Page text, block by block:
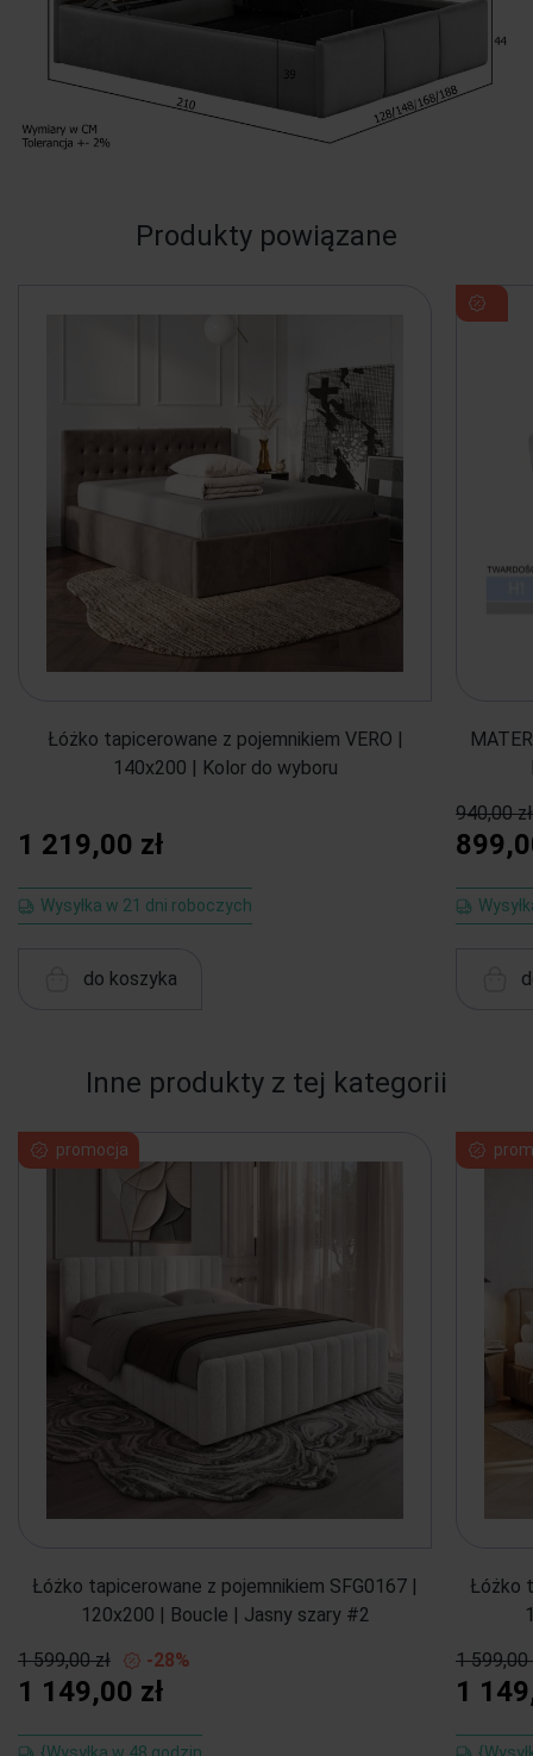
Produkty powiązane
Łóżko tapicerowane z pojemnikiem VERO |
140x200 | Kolor do wyboru
1 219,00 zł
Wysyłka w 21 dni roboczych
do koszyka
940,00 zł
Inne produkty z tej kategorii
Łóżko tapicerowane z pojemnikiem SFG0167 |
120x200 | Boucle | Jasny szary #2
1 599,00 zł -28%
1 149,00 zł
{Wysyłka w 48 godzin
promocja
Łóżko
1 599,00
1